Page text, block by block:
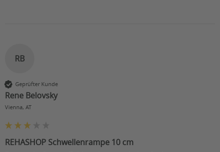
RB
Geprüfter Kunde
Rene Belovsky
Vienna, AT
REHASHOP Schwellenrampe 10 cm